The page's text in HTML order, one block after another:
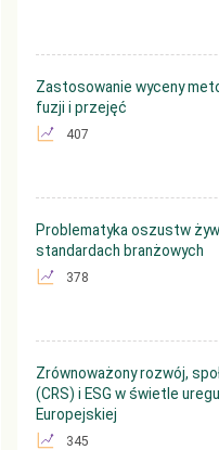
Zastosowanie wyceny
fuzji i przejęć
407
Problematyka oszustw
standardach branżowych
378
Zrównoważony rozwój,
(CRS) i ESG w świetle
Europejskiej
345